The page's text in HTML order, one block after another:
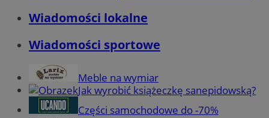
Wiadomości lokalne
Wiadomości sportowe
Meble na wymiar
Jak wyrobić książeczkę sanepidowską?
Części samochodowe do -70%